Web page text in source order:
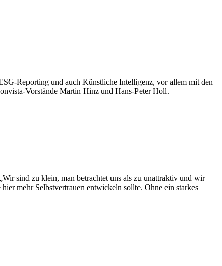
Reporting und auch Künstliche Intelligenz, vor allem mit den
Vorstände Martin Hinz und Hans-Peter Holl.
sind zu klein, man betrachtet uns als zu unattraktiv und wir
mehr Selbstvertrauen entwickeln sollte. Ohne ein starkes